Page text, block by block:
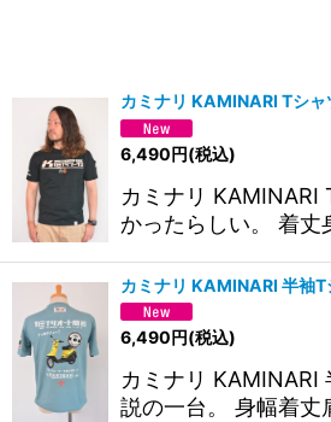
並び順:
カミナリ KAMINARI Tシ
6,490円(税込)
カミナリ KAMINARI
かったらしい。 着
カミナリ KAMINARI 半袖
6,490円(税込)
カミナリ KAMINARI
説の一台。 身幅着